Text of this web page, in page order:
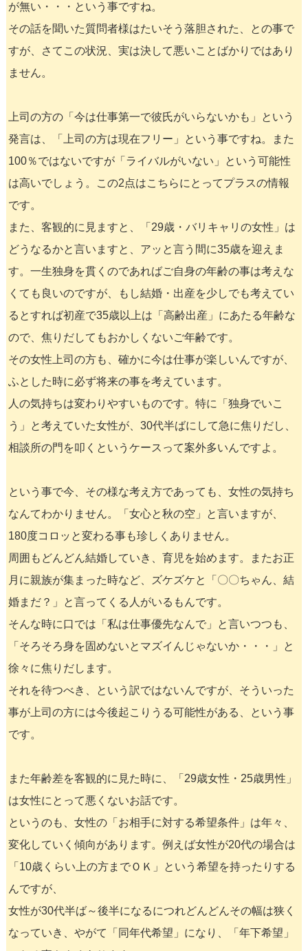
が無い・・・という事ですね。
その話を聞いた質問者様はたいそう落胆された、との事で
すが、さてこの状況、実は決して悪いことばかりではあり
ません。
上司の方の「今は仕事第一で彼氏がいらないかも」という
発言は、「上司の方は現在フリー」という事ですね。また
100％ではないですが「ライバルがいない」という可能性
は高いでしょう。この2点はこちらにとってプラスの情報
です。
また、客観的に見ますと、「29歳・バリキャリの女性」は
どうなるかと言いますと、アッと言う間に35歳を迎えま
す。一生独身を貫くのであればご自身の年齢の事は考えな
くても良いのですが、もし結婚・出産を少しでも考えてい
るとすれば初産で35歳以上は「高齢出産」にあたる年齢な
ので、焦りだしてもおかしくないご年齢です。
その女性上司の方も、確かに今は仕事が楽しいんですが、
ふとした時に必ず将来の事を考えています。
人の気持ちは変わりやすいものです。特に「独身でいこ
う」と考えていた女性が、30代半ばにして急に焦りだし、
相談所の門を叩くというケースって案外多いんですよ。
という事で今、その様な考え方であっても、女性の気持ち
なんてわかりません。「女心と秋の空」と言いますが、
180度コロッと変わる事も珍しくありません。
周囲もどんどん結婚していき、育児を始めます。またお正
月に親族が集まった時など、ズケズケと「〇〇ちゃん、結
婚まだ？」と言ってくる人がいるもんです。
そんな時に口では「私は仕事優先なんで」と言いつつも、
「そろそろ身を固めないとマズイんじゃないか・・・」と
徐々に焦りだします。
それを待つべき、という訳ではないんですが、そういった
事が上司の方には今後起こりうる可能性がある、という事
です。
また年齢差を客観的に見た時に、「29歳女性・25歳男性」
は女性にとって悪くないお話です。
というのも、女性の「お相手に対する希望条件」は年々、
変化していく傾向があります。例えば女性が20代の場合は
「10歳くらい上の方までＯＫ」という希望を持ったりする
んですが、
女性が30代半ば～後半になるにつれどんどんその幅は狭く
なっていき、やがて「同年代希望」になり、「年下希望」